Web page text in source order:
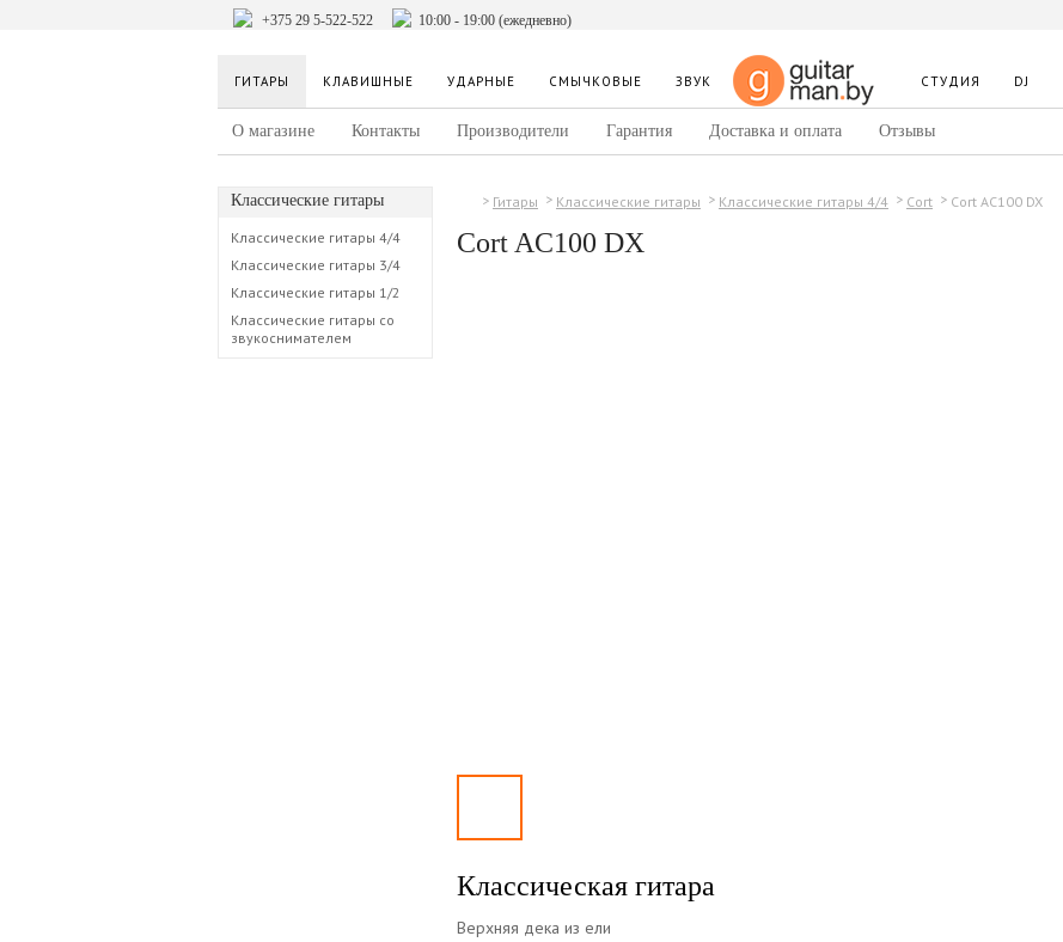
+375 29 5-522-522 10:00 - 19:00 (ежедневно)
ГИТАРЫ КЛАВИШНЫЕ УДАРНЫЕ СМЫЧКОВЫЕ ЗВУК СТУДИЯ DJ
О магазине Контакты Производители Гарантия Доставка и оплата Отзывы
Классические гитары
Классические гитары 4/4
Классические гитары 3/4
Классические гитары 1/2
Классические гитары со
звукоснимателем
Гитары Классические гитары Классические гитары 4/4 Cort Cort AC100 DX
Cort AC100 DX
Классическая гитара
Верхняя дека из ели